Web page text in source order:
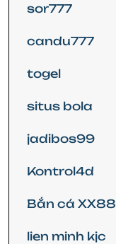
sor777
candu777
togel
situs bola
jadibos99
Kontrol4d
Bắn cá XX88
lien minh kjc